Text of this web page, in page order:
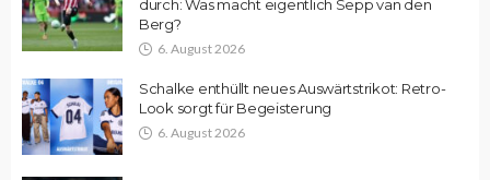
durch: Was macht eigentlich Sepp van den
Berg?
6. August 2026
Schalke enthüllt neues Auswärtstrikot: Retro-
Look sorgt für Begeisterung
6. August 2026